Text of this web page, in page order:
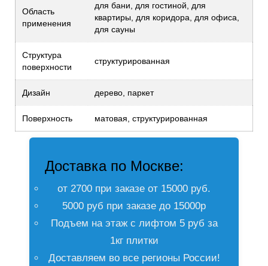
Область
применения
для бани, для гостиной, для
квартиры, для коридора, для офиса,
для сауны
Структура
поверхности
структурированная
Дизайн дерево, паркет
Поверхность матовая, структурированная
Доставка по Москве:
от 2700 при заказе от 15000 руб.
5000 руб при заказе до 15000р
Подъем на этаж с лифтом 5 руб за
1кг плитки
Доставляем во все регионы России!